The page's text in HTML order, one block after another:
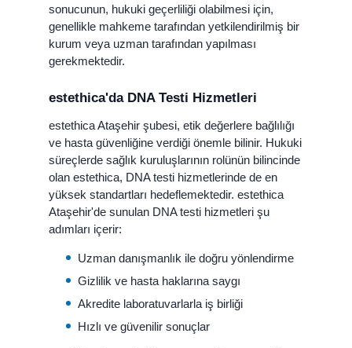
sonucunun, hukuki geçerliliği olabilmesi için,
genellikle mahkeme tarafından yetkilendirilmiş bir
kurum veya uzman tarafından yapılması
gerekmektedir.
estethica'da DNA Testi Hizmetleri
estethica Ataşehir şubesi, etik değerlere bağlılığı
ve hasta güvenliğine verdiği önemle bilinir. Hukuki
süreçlerde sağlık kuruluşlarının rolünün bilincinde
olan estethica, DNA testi hizmetlerinde de en
yüksek standartları hedeflemektedir. estethica
Ataşehir'de sunulan DNA testi hizmetleri şu
adımları içerir:
Uzman danışmanlık ile doğru yönlendirme
Gizlilik ve hasta haklarına saygı
Akredite laboratuvarlarla iş birliği
Hızlı ve güvenilir sonuçlar